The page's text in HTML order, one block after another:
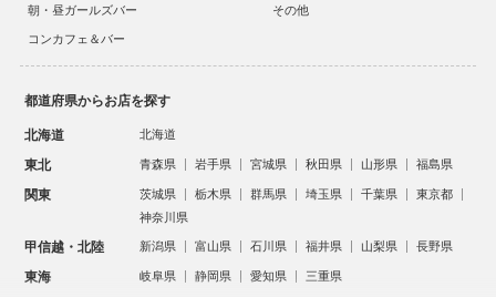
朝・昼ガールズバー
その他
コンカフェ＆バー
都道府県からお店を探す
北海道 北海道
東北 青森県 岩手県 宮城県 秋田県 山形県 福島県
関東 茨城県 栃木県 群馬県 埼玉県 千葉県
東京都
神奈川県
甲信越・北陸 新潟県 富山県 石川県 福井県 山梨県 長野県
東海 岐阜県 静岡県 愛知県 三重県